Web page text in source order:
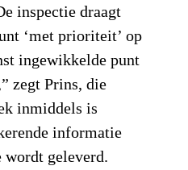
inspectie draagt
‘met prioriteit’ op
ingewikkelde punt
zegt Prins, die
inmiddels is
informatie
geleverd.